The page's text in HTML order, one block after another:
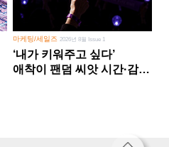
마케팅/세일즈 2026년 8월 Issue 1
‘내가 키워주고 싶다’
애착이 팬덤 씨앗 시간·감정